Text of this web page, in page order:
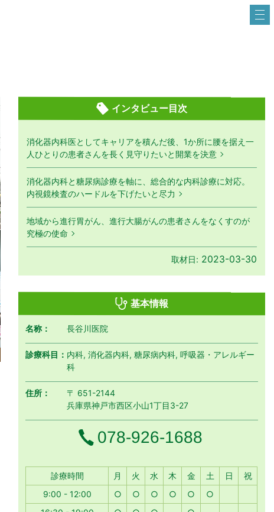
インタビュー目次
消化器内科医としてキャリアを積んだ後、1か所に腰を据え一
人ひとりの患者さんを長く見守りたいと開業を決意
消化器内科と糖尿病診療を軸に、総合的な内科診療に対応。
内視鏡検査のハードルを下げたいと尽力
地域から進行胃がん、進行大腸がんの患者さんをなくすのが
究極の使命
取材日: 2023-03-30
基本情報
名称： 長谷川医院
診療科目： 内科, 消化器内科, 糖尿病内科, 呼吸器・アレルギー
科
住所：
〒 651-2144
兵庫県神戸市西区小山1丁目3-27
電話番号
078-926-1688
診療時間 月 月曜日
火 火曜日
水 水曜日
木 木曜日
金金曜日
土土曜日
日 日曜日
祝
9:00 - 12:00
○ ○ ○ ○ ○
○